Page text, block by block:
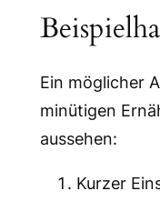
Ein möglicher
minütigen
aussehen:
Kurzer